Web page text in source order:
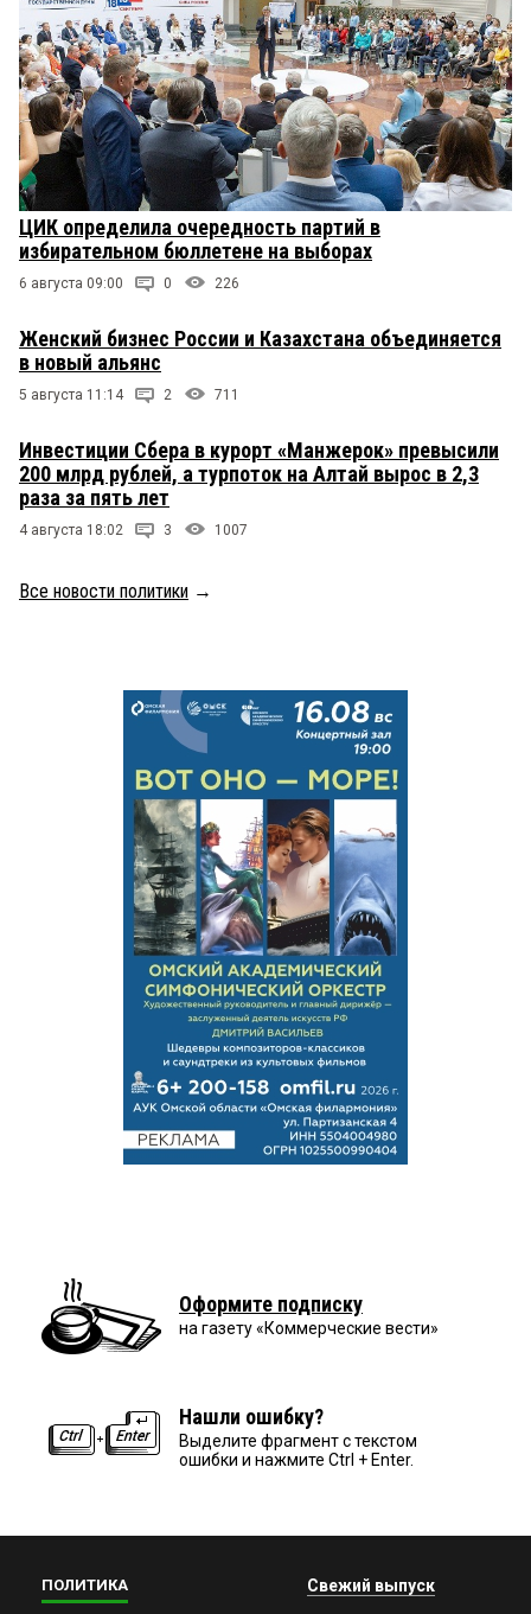
ЦИК определила очередность партий в
избирательном бюллетене на выборах
6 августа 09:00 0 226
Женский бизнес России и Казахстана объединяется
в новый альянс
5 августа 11:14 2 711
Инвестиции Сбера в курорт «Манжерок» превысили
200 млрд рублей, а турпоток на Алтай вырос в 2,3
раза за пять лет
4 августа 18:02 3 1007
Все новости политики →
Оформите подписку
на газету «Коммерческие вести»
Нашли ошибку?
Выделите фрагмент с текстом
ошибки и нажмите Ctrl + Enter.
ПОЛИТИКА Свежий выпуск